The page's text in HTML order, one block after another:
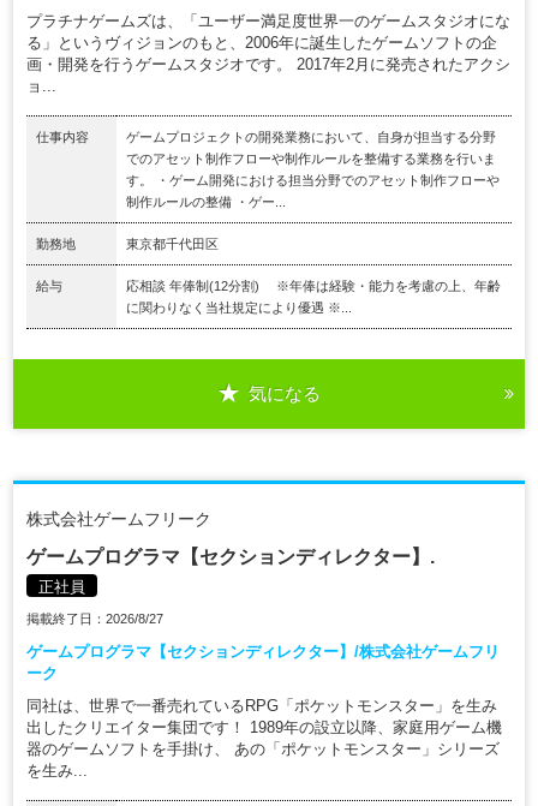
プラチナゲームズは、「ユーザー満足度世界一のゲームスタジオにな
る」というヴィジョンのもと、2006年に誕生したゲームソフトの企
画・開発を行うゲームスタジオです。 2017年2月に発売されたアクシ
ョ...
仕事内容
ゲームプロジェクトの開発業務において、自身が担当する分野
でのアセット制作フローや制作ルールを整備する業務を行いま
す。 ・ゲーム開発における担当分野でのアセット制作フローや
制作ルールの整備 ・ゲー...
勤務地 東京都千代田区
給与
応相談 年俸制(12分割) ※年俸は経験・能力を考慮の上、年齢
に関わりなく当社規定により優遇 ※...
気になる
株式会社ゲームフリーク
ゲームプログラマ【セクションディレクター】.
正社員
掲載終了日：2026/8/27
ゲームプログラマ【セクションディレクター】/株式会社ゲームフリ
ーク
同社は、世界で一番売れているRPG「ポケットモンスター」を生み
出したクリエイター集団です！ 1989年の設立以降、家庭用ゲーム機
器のゲームソフトを手掛け、 あの「ポケットモンスター」シリーズ
を生み...